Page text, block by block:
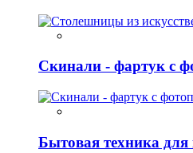
Скинали - фартук с
Бытовая техника для